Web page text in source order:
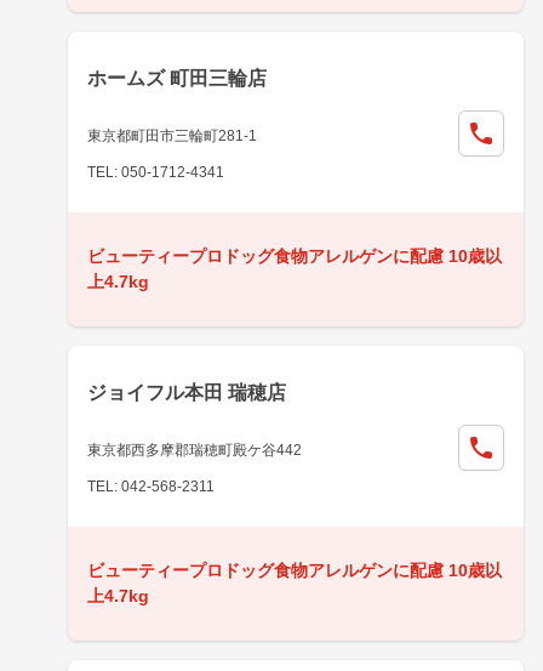
ホームズ 町田三輪店
東京都町田市三輪町281-1
TEL: 050-1712-4341
ビューティープロドッグ食物アレルゲンに配慮 10歳以
上4.7kg
ジョイフル本田 瑞穂店
東京都西多摩郡瑞穂町殿ケ谷442
TEL: 042-568-2311
ビューティープロドッグ食物アレルゲンに配慮 10歳以
上4.7kg